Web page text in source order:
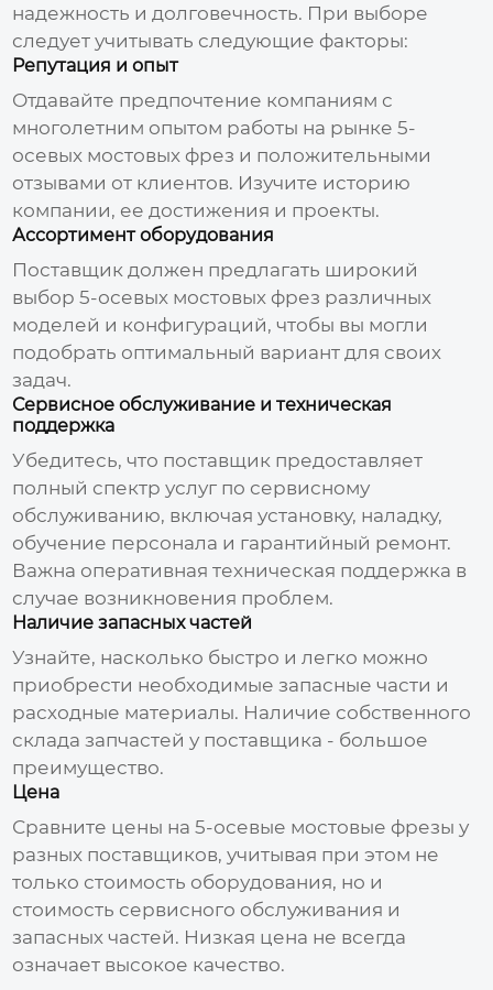
надежность и долговечность. При выборе
следует учитывать следующие факторы:
Репутация и опыт
Отдавайте предпочтение компаниям с
многолетним опытом работы на рынке5-
осевых мостовых фрез и положительными
отзывами от клиентов. Изучите историю
компании, ее достижения и проекты.
Ассортимент оборудования
Поставщик должен предлагать широкий
выбор5-осевых мостовых фрез различных
моделей и конфигураций, чтобы вы могли
подобрать оптимальный вариант для своих
задач.
Сервисное обслуживание и техническая
поддержка
Убедитесь, что поставщик предоставляет
полный спектр услуг по сервисному
обслуживанию, включая установку, наладку,
обучение персонала и гарантийный ремонт.
Важна оперативная техническая поддержка в
случае возникновения проблем.
Наличие запасных частей
Узнайте, насколько быстро и легко можно
приобрести необходимые запасные части и
расходные материалы. Наличие собственного
склада запчастей у поставщика - большое
преимущество.
Цена
Сравните цены на5-осевые мостовые фрезы у
разных поставщиков, учитывая при этом не
только стоимость оборудования, но и
стоимость сервисного обслуживания и
запасных частей. Низкая цена не всегда
означает высокое качество.